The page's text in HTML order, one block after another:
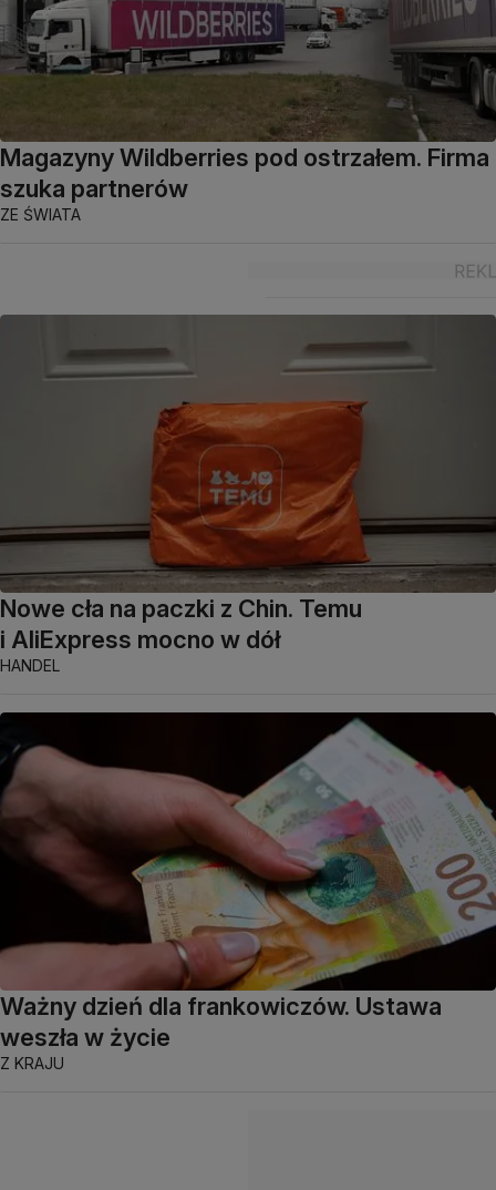
Magazyny Wildberries pod ostrzałem. Firma
szuka partnerów
ZE ŚWIATA
Nowe cła na paczki z Chin. Temu
i AliExpress mocno w dół
HANDEL
Ważny dzień dla frankowiczów. Ustawa
weszła w życie
Z KRAJU